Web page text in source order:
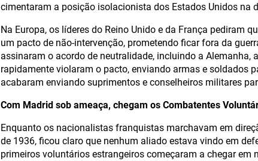
cimentaram a posição isolacionista dos Estados Unidos na
Na Europa, os líderes do Reino Unido e da França pediram
um pacto de não-intervenção, prometendo ficar fora da
assinaram o acordo de neutralidade, incluindo a Alemanha,
rapidamente violaram o pacto, enviando armas e soldados
acabaram enviando suprimentos e conselheiros militares
Com Madrid sob ameaça, chegam os Combatentes
Enquanto os nacionalistas franquistas marchavam em
de 1936, ficou claro que nenhum aliado estava vindo em
primeiros voluntários estrangeiros começaram a chegar